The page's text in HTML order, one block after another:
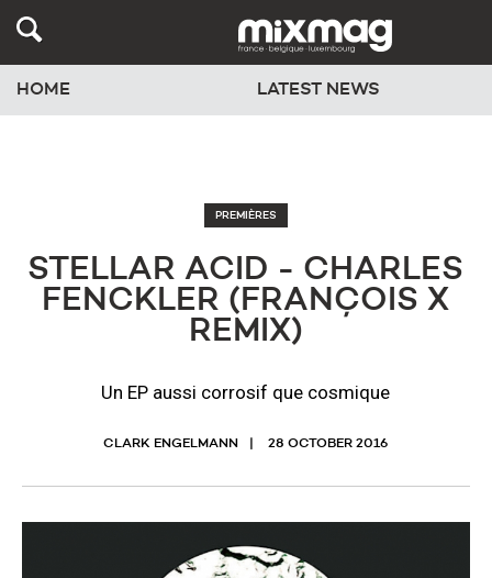
HOME LATEST NEWS
PREMIÈRES
STELLAR ACID - CHARLES
FENCKLER (FRANÇOIS X
REMIX)
Un EP aussi corrosif que cosmique
CLARK ENGELMANN 28 OCTOBER 2016